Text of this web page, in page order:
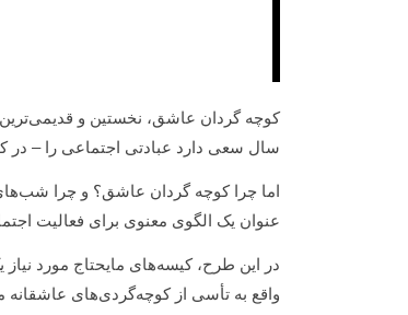
سال سعی دارد عبادتی اجتماعی را –
اما چرا کوچه گردان عاشق؟ و چرا
عنوان یک الگوی معنوی برای فعالیت
در این طرح، کیسه‌های مایحتاج مورد
واقع به تأسی از کوچه‌گردی‌های